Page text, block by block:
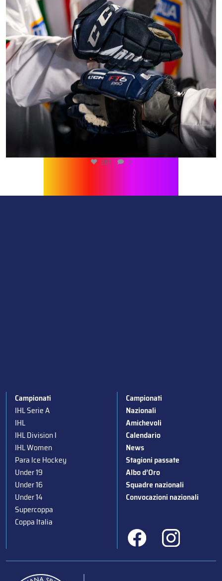
267 0
Campionati
IHL Serie A
IHL
IHL Division I
IHL Women
Para Ice Hockey
Under 19
Under 16
Under 14
Supercoppa
Coppa Italia
Campionati
Nazionali
Amichevoli
Calendario
News
Stagioni passate
Albo d’Oro
Squadre nazionali
Convocazioni nazionali